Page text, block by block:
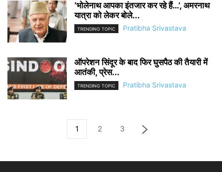
‘भोलेनाथ आपका इंतजार कर रहे हैं…’, अमरनाथ
यात्रा को लेकर बोले...
TRENDING TOPIC Pratibha Srivastava
ऑपरेशन सिंदूर के बाद फिर घुसपैठ की तैयारी में
आतंकी, प्रेस...
TRENDING TOPIC Pratibha Srivastava
1 2 3